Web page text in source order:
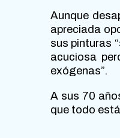
Aunque
apreciada
sus pinturas
acuciosa
exógenas”.
A sus 70
que todo